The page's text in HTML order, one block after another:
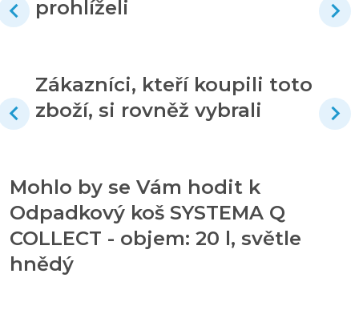
prohlíželi
Zákazníci, kteří koupili toto
zboží, si rovněž vybrali
Mohlo by se Vám hodit k
Odpadkový koš SYSTEMA Q
COLLECT - objem: 20 l, světle
hnědý